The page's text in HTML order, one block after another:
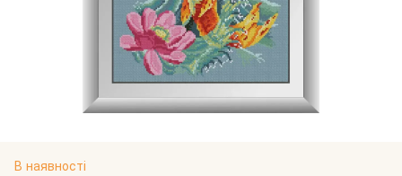
В наявності